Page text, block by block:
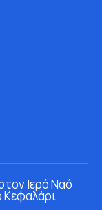
Ιερό Ναό